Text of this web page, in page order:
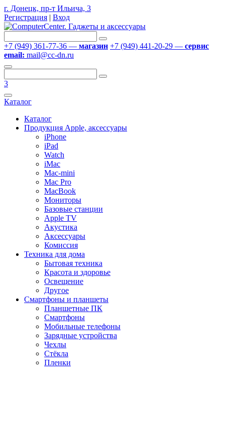
г. Донецк, пр-т Ильича, 3
Регистрация | Вход
+7 (949) 361-77-36 — магазин +7 (949) 441-20-29 — сервис
email: mail@cc-dn.ru
3
Каталог
Каталог
Продукция Apple, аксессуары
iPhone
iPad
Watch
iMac
Mac-mini
Mac Pro
MacBook
Мониторы
Базовые станции
Apple TV
Акустика
Аксессуары
Комиссия
Техника для дома
Бытовая техника
Красота и здоровье
Освещение
Другое
Смартфоны и планшеты
Планшетные ПК
Смартфоны
Мобильные телефоны
Зарядные устройства
Чехлы
Стёкла
Пленки